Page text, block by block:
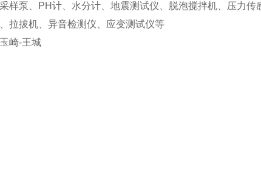
样泵、PH计、水分计、地震测试仪、脱泡搅拌机、压力传
拉拔机、异音检测仪、应变测试仪等
崎-王城